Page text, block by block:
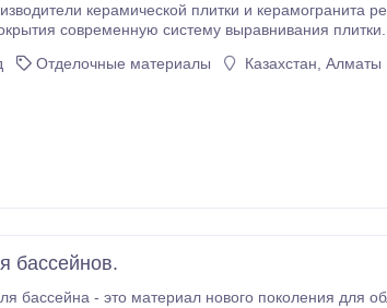
керамической плитки и керамогранита
современную систему выравнивания
Отделочные материалы Казахстан, Алматы
бассейнов.
бассейна - это материал нового поколения для